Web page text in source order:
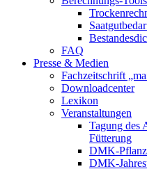
FAQ
Presse & Medien
Fachzeitschrift
Downloadcenter
Lexikon
Veranstaltungen
Tagung des
Fütterung
DMK-
DMK-